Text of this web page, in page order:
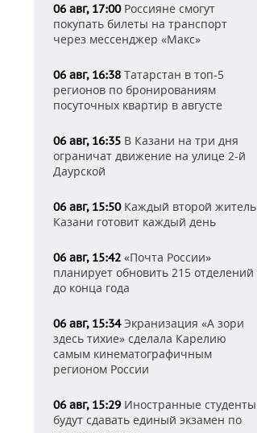
06 авг, 17:00Россияне смогут
покупать билеты на транспорт
через мессенджер «Макс»
06 авг, 16:38 Татарстан в топ-5
регионов по бронированиям
посуточных квартир в августе
06 авг, 16:35 В Казани на три дня
ограничат движение на улице 2-й
Даурской
06 авг, 15:50Каждый второй житель
Казани готовит каждый день
06 авг, 15:42 «Почта России»
планирует обновить 215 отделений
до конца года
06 авг, 15:34Экранизация «А зори
здесь тихие» сделала Карелию
самым кинематографичным
регионом России
06 авг, 15:29 Иностранные студенты
будут сдавать единый экзамен по